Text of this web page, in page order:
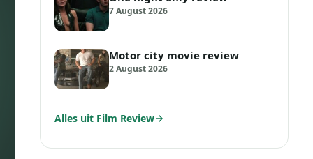
7 August 2026
Motor city movie review
2 August 2026
Alles uit Film Review